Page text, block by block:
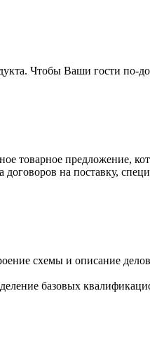
Чтобы Ваши гости по-
товарное предложение,
на поставку,
схемы и описание
базовых